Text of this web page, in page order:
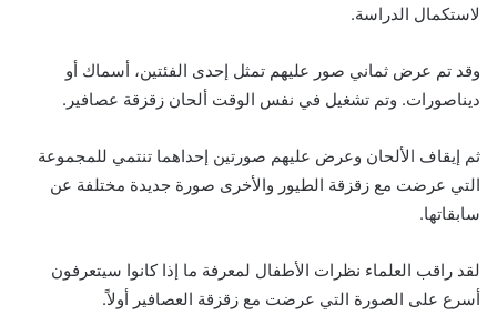
لاستكمال الدراسة.
وقد تم عرض ثماني صور عليهم تمثل إحدى الفئتين، أسماك أو
ديناصورات. وتم تشغيل في نفس الوقت ألحان زقزقة عصافير.
ثم إيقاف الألحان وعرض عليهم صورتين إحداهما تنتمي للمجموعة
التي عرضت مع زقزقة الطيور والأخرى صورة جديدة مختلفة عن
سابقاتها.
لقد راقب العلماء نظرات الأطفال لمعرفة ما إذا كانوا سيتعرفون
أسرع على الصورة التي عرضت مع زقزقة العصافير أولاً.